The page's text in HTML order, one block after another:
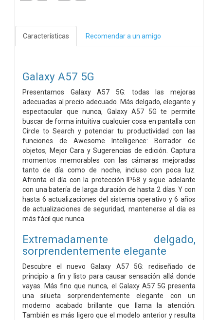
Características Recomendar a un amigo
Galaxy A57 5G
Presentamos Galaxy A57 5G: todas las mejoras
adecuadas al precio adecuado. Más delgado, elegante y
espectacular que nunca, Galaxy A57 5G te permite
buscar de forma intuitiva cualquier cosa en pantalla con
Circle to Search y potenciar tu productividad con las
funciones de Awesome Intelligence: Borrador de
objetos, Mejor Cara y Sugerencias de edición. Captura
momentos memorables con las cámaras mejoradas
tanto de día como de noche, incluso con poca luz.
Afronta el día con la protección IP68 y sigue adelante
con una batería de larga duración de hasta 2 días. Y con
hasta 6 actualizaciones del sistema operativo y 6 años
de actualizaciones de seguridad, mantenerse al día es
más fácil que nunca.
Extremadamente delgado,
sorprendentemente elegante
Descubre el nuevo Galaxy A57 5G: rediseñado de
principio a fin y listo para causar sensación allá donde
vayas. Más fino que nunca, el Galaxy A57 5G presenta
una silueta sorprendentemente elegante con un
moderno acabado brillante que llama la atención.
También es más ligero que el modelo anterior y resulta